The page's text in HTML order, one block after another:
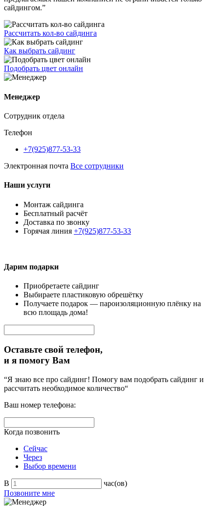
сайдингом.”
Рассчитать кол-во сайдинга
Как выбрать сайдинг
Подобрать цвет онлайн
Менеджер
Сотрудник отдела
Телефон
+7(925)877-53-33
Электронная почта Все сотрудники
Наши услуги
Монтаж сайдинга
Бесплатный расчёт
Доставка по звонку
Горячая линия +7(925)877-53-33
Дарим подарки
Приобретаете сайдинг
Выбираете пластиковую обрешётку
Получаете подарок — пароизоляционную плёнку на
всю площадь дома!
Оставьте свой телефон,
и я помогу Вам
“Я знаю все про сайдинг! Помогу вам подобрать сайдинг и
рассчитать необходимое количество“
Ваш номер телефона:
Когда позвонить
Сейчас
Через
Выбор времени
В
час(ов)
Позвоните мне